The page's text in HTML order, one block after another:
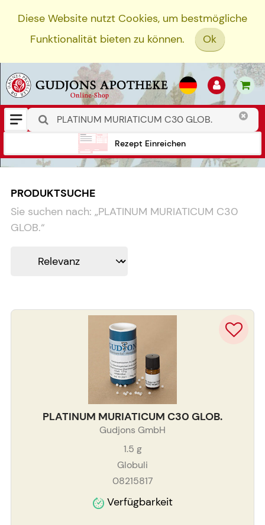
Diese Website nutzt Cookies, um bestmögliche
Funktionalität bieten zu können.
Ok
Rezept Einreichen
PRODUKTSUCHE
Sie suchen nach: „PLATINUM MURIATICUM C30
GLOB.“
PLATINUM MURIATICUM C30 GLOB.
Gudjons GmbH
1.5 g
Globuli
08215817
Verfügbarkeit